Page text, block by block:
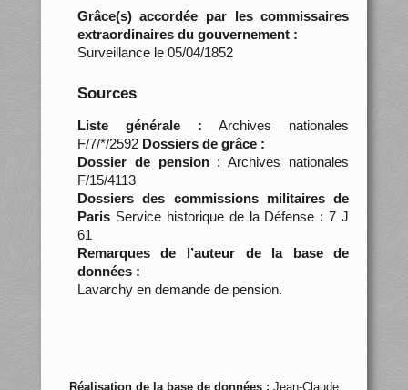
Grâce(s) accordée par les commissaires
extraordinaires du gouvernement :
Surveillance le 05/04/1852
Sources
Liste générale : Archives nationales
F/7/*/2592 Dossiers de grâce :
Dossier de pension: Archives nationales
F/15/4113
Dossiers des commissions militaires de
ParisService historique de la Défense : 7 J
61
Remarques de l’auteur de la base de
données :
Lavarchy en demande de pension.
Réalisation de la base de données : Jean-Claude